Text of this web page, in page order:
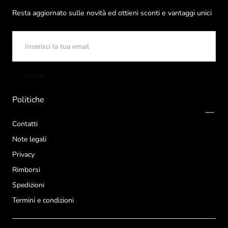
Resta aggiornato sulle novità ed ottieni sconti e vantaggi unici
EMAIL
Politiche
Contatti
Note legali
Privacy
Rimborsi
Spedizioni
Termini e condizioni